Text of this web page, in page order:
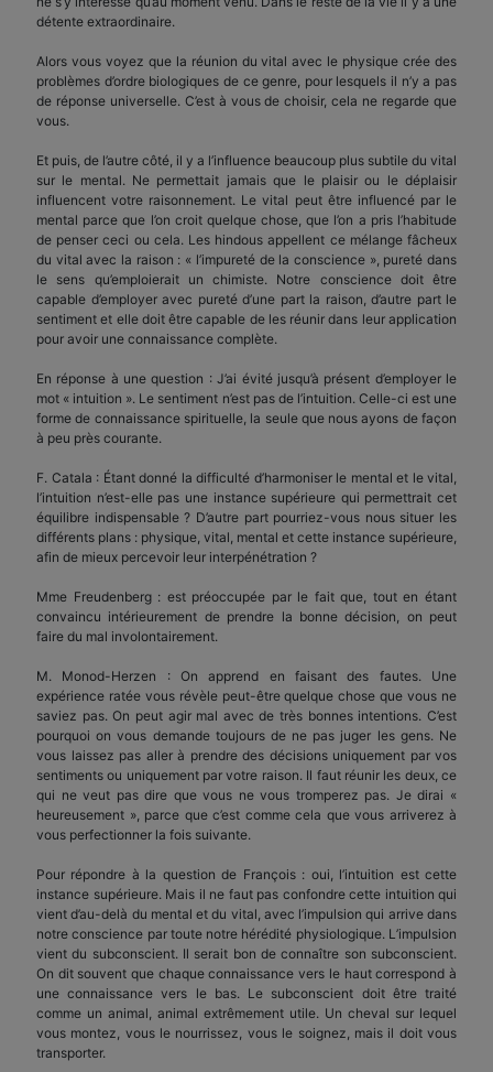
détente extraordinaire.
Alors vous voyez que la réunion du vital avec le physique crée des
problèmes d’ordre biologiques de ce genre, pour lesquels il n’y a pas
de réponse universelle. C’est à vous de choisir, cela ne regarde que
vous.
Et puis, de l’autre côté, il y a l’influence beaucoup plus subtile du vital
sur le mental. Ne permettait jamais que le plaisir ou le déplaisir
influencent votre raisonnement. Le vital peut être influencé par le
mental parce que l’on croit quelque chose, que l’on a pris l’habitude
de penser ceci ou cela. Les hindous appellent ce mélange fâcheux
du vital avec la raison : « l’impureté de la conscience », pureté dans
le sens qu’emploierait un chimiste. Notre conscience doit être
capable d’employer avec pureté d’une part la raison, d’autre part le
sentiment et elle doit être capable de les réunir dans leur application
pour avoir une connaissance complète.
En réponse à une question : J’ai évité jusqu’à présent d’employer le
mot « intuition ». Le sentiment n’est pas de l’intuition. Celle-ci est une
forme de connaissance spirituelle, la seule que nous ayons de façon
à peu près courante.
F. Catala : Étant donné la difficulté d’harmoniser le mental et le vital,
l’intuition n’est-elle pas une instance supérieure qui permettrait cet
équilibre indispensable ? D’autre part pourriez-vous nous situer les
différents plans : physique, vital, mental et cette instance supérieure,
afin de mieux percevoir leur interpénétration ?
Mme Freudenberg : est préoccupée par le fait que, tout en étant
convaincu intérieurement de prendre la bonne décision, on peut
faire du mal involontairement.
M. Monod-Herzen : On apprend en faisant des fautes. Une
expérience ratée vous révèle peut-être quelque chose que vous ne
saviez pas. On peut agir mal avec de très bonnes intentions. C’est
pourquoi on vous demande toujours de ne pas juger les gens. Ne
vous laissez pas aller à prendre des décisions uniquement par vos
sentiments ou uniquement par votre raison. Il faut réunir les deux, ce
qui ne veut pas dire que vous ne vous tromperez pas. Je dirai «
heureusement », parce que c’est comme cela que vous arriverez à
vous perfectionner la fois suivante.
Pour répondre à la question de François : oui, l’intuition est cette
instance supérieure. Mais il ne faut pas confondre cette intuition qui
vient d’au-delà du mental et du vital, avec l’impulsion qui arrive dans
notre conscience par toute notre hérédité physiologique. L’impulsion
vient du subconscient. Il serait bon de connaître son subconscient.
On dit souvent que chaque connaissance vers le haut correspond à
une connaissance vers le bas. Le subconscient doit être traité
comme un animal, animal extrêmement utile. Un cheval sur lequel
vous montez, vous le nourrissez, vous le soignez, mais il doit vous
transporter.